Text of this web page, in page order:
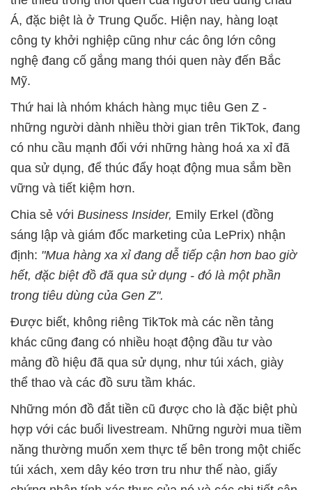
Á, đặc biệt là ở Trung Quốc. Hiện nay, hàng loạt
công ty khởi nghiệp cũng như các ông lớn công
nghệ đang cố gắng mang thói quen này đến Bắc
Mỹ.
Thứ hai là nhóm khách hàng mục tiêu Gen Z -
những người dành nhiều thời gian trên TikTok, đang
có nhu cầu mạnh đối với những hàng hoá xa xỉ đã
qua sử dụng, để thúc đẩy hoạt động mua sắm bền
vững và tiết kiệm hơn.
Chia sẻ với Business Insider, Emily Erkel (đồng
sáng lập và giám đốc marketing của LePrix) nhận
định: "Mua hàng xa xỉ đang dễ tiếp cận hơn bao giờ
hết, đặc biệt đồ đã qua sử dụng - đó là một phần
trong tiêu dùng của Gen Z".
Được biết, không riêng TikTok mà các nền tảng
khác cũng đang có nhiều hoạt động đầu tư vào
mảng đồ hiệu đã qua sử dụng, như túi xách, giày
thể thao và các đồ sưu tầm khác.
Những món đồ đắt tiền cũ được cho là đặc biệt phù
hợp với các buổi livestream. Những người mua tiềm
năng thường muốn xem thực tế bên trong một chiếc
túi xách, xem dây kéo trơn tru như thế nào, giấy